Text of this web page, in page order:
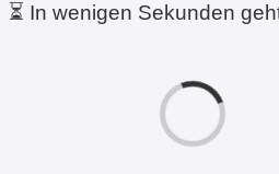
⏳ In wenigen Sekunden